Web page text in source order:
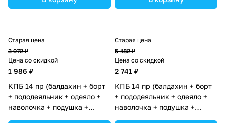
ассортименте.
ассортименте.
Старая цена
3 972 ₽
Цена со скидкой
1 986 ₽
КПБ 14 пр (балдахин + борт
+ пододеяльник + одеяло +
наволочка + подушка +
Старая цена
5 482 ₽
Цена со скидкой
2 741 ₽
КПБ 14 пр (балдахин + борт
+ пододеяльник + одеяло +
наволочка + подушка +